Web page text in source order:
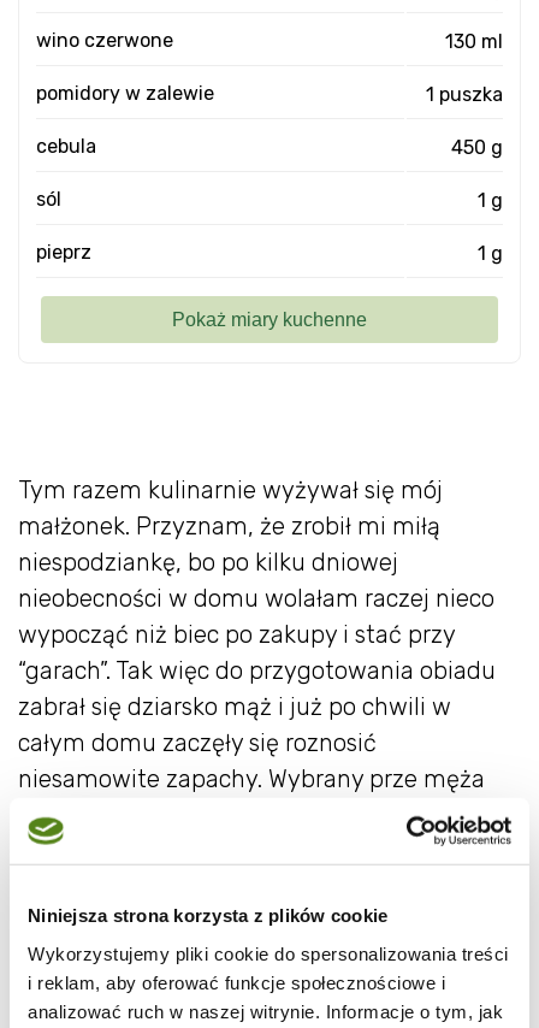
Niniejsza strona korzysta z plików cookie
Wykorzystujemy pliki cookie do spersonalizowania treści
i reklam, aby oferować funkcje społecznościowe i
analizować ruch w naszej witrynie. Informacje o tym, jak
Tym razem kulinarnie wyżywał się mój
małżonek. Przyznam, że zrobił mi miłą
niespodziankę, bo po kilku dniowej
nieobecności w domu wolałam raczej nieco
wypocząć niż biec po zakupy i stać przy
“garach”. Tak więc do przygotowania obiadu
zabrał się dziarsko mąż i już po chwili w
całym domu zaczęły się roznosić
niesamowite zapachy. Wybrany prze męża
został przepis
. A mi nie
pozostało nic innego jak tylko delektować się
odpowiednio pochwalić kucharza! :)
wino czerwone 130 ml
pomidory w zalewie 1 puszka
cebula 450 g
sól 1 g
pieprz 1 g